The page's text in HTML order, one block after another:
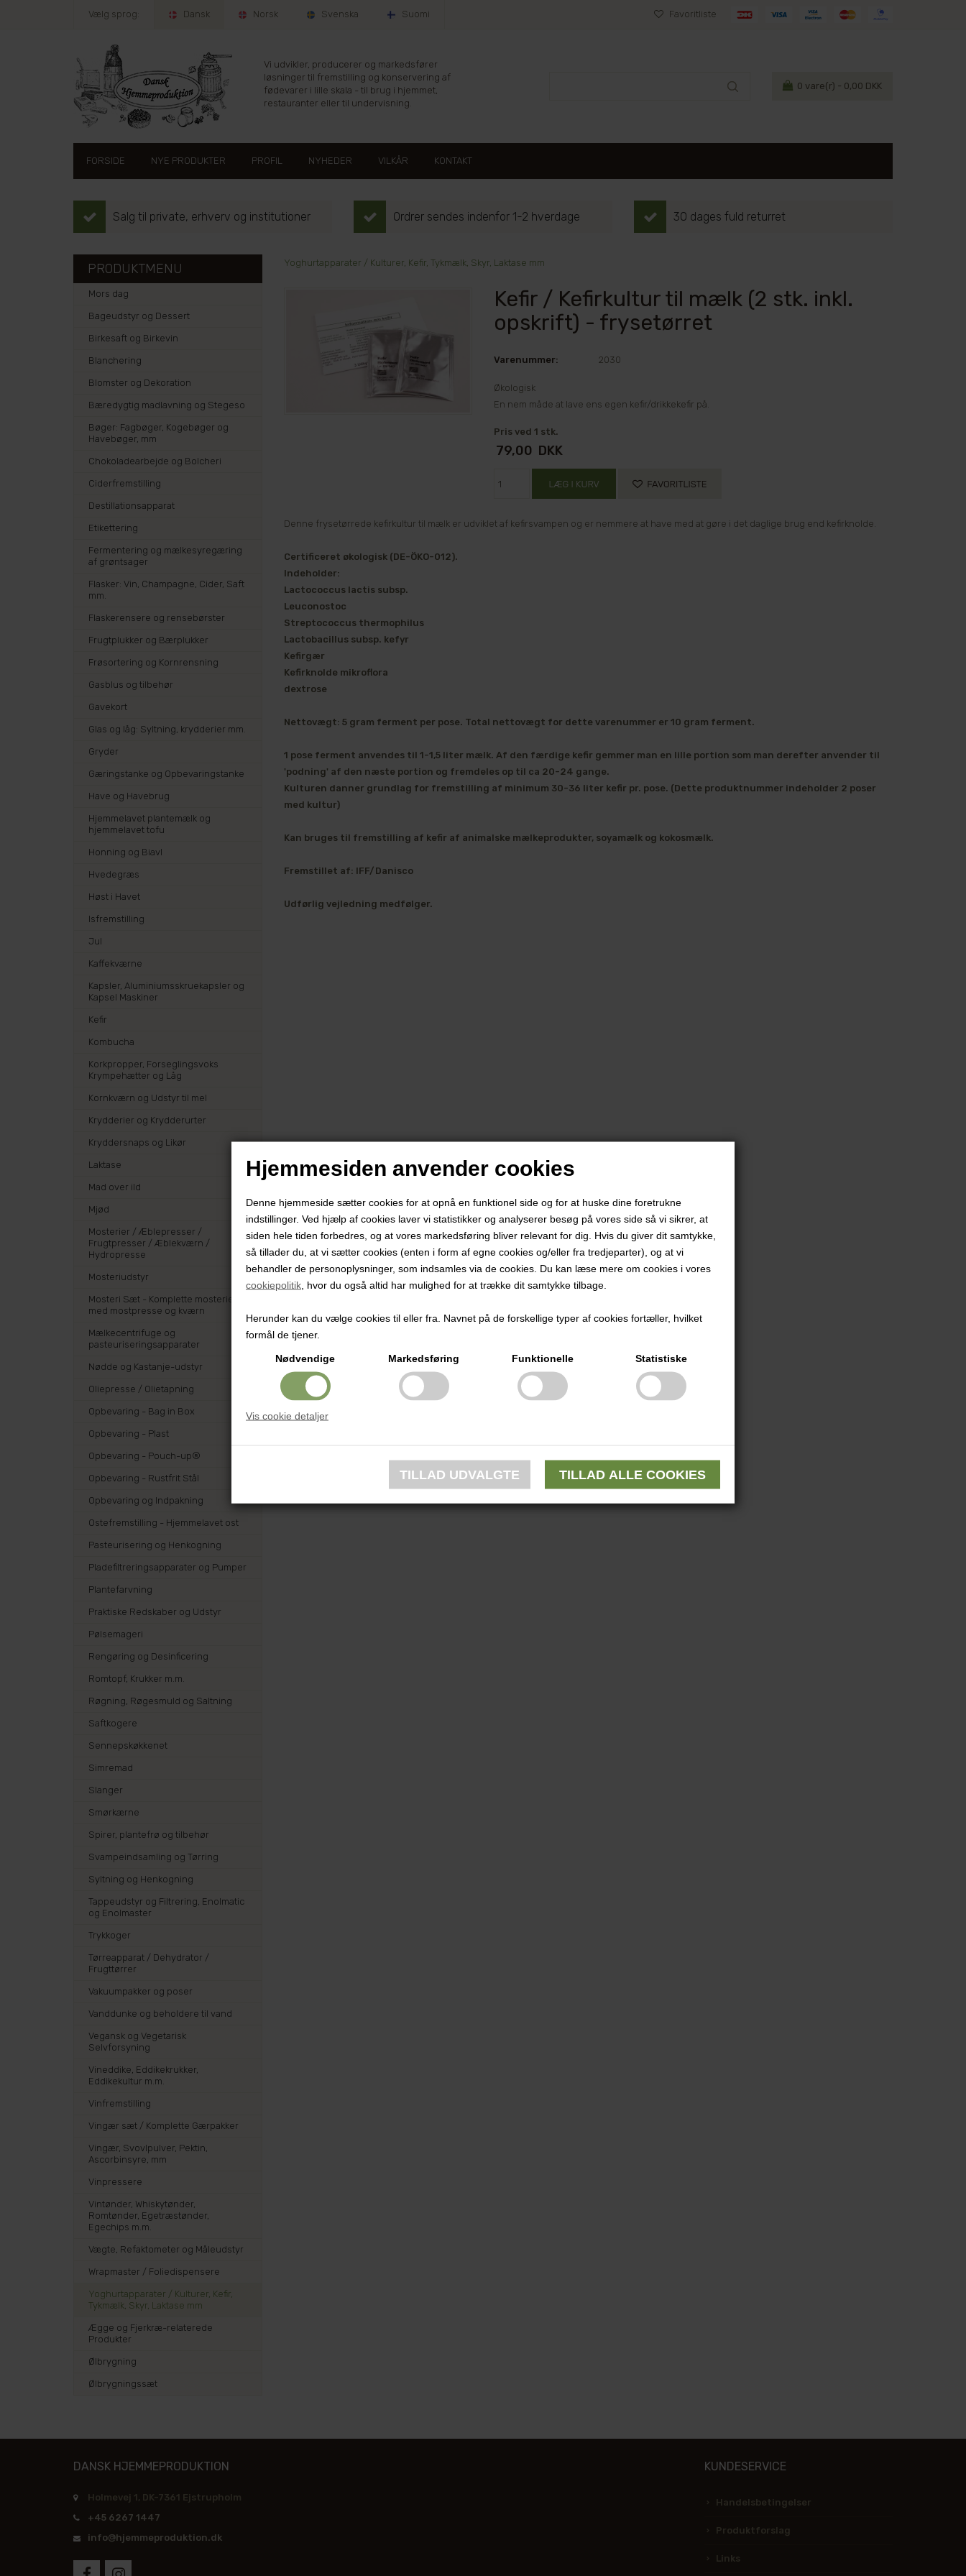
Hjemmesiden anvender cookies
Denne hjemmeside sætter cookies for at opnå en funktionel side og for at huske dine foretrukne
indstillinger. Ved hjælp af cookies laver vi statistikker og analyserer besøg på vores side så vi sikrer, at
siden hele tiden forbedres, og at vores markedsføring bliver relevant for dig. Hvis du giver dit samtykke,
så tillader du, at vi sætter cookies (enten i form af egne cookies og/eller fra tredjeparter), og at vi
behandler de personoplysninger, som indsamles via de cookies. Du kan læse mere om cookies i vores
cookiepolitik , hvor du også altid har mulighed for at trække dit samtykke tilbage.
Herunder kan du vælge cookies til eller fra. Navnet på de forskellige typer af cookies fortæller, hvilket
formål de tjener.
Nødvendige Markedsføring Funktionelle Statistiske
Vis cookie detaljer
Vælg sprog: Dansk Norsk Svenska Suomi Favoritliste
Vi udvikler, producerer og markedsfører
løsninger til fremstilling og konservering af
fødevarer i lille skala - til brug i hjemmet,
restauranter eller til undervisning.
0 vare(r) - 0,00 DKK
FORSIDE NYE PRODUKTER PROFIL NYHEDER VILKÅR KONTAKT
Salg til private, erhverv og institutioner Ordrer sendes indenfor 1-2 hverdage 30 dages fuld returret
Yoghurtapparater / Kulturer, Kefir, Tykmælk, Skyr, Laktase mm
Kefir / Kefirkultur til mælk (2 stk. inkl.
opskrift) - frysetørret
Varenummer: 2030
Økologisk
En nem måde at lave ens egen kefir/drikkekefir på.
Pris ved 1 stk.
79,00 DKK
Denne frysetørrede kefirkultur til mælk er udviklet af kefirsvampen og er nemmere at have med at gøre i det daglige brug end kefirknolde.
Certificeret økologisk (DE-ÖKO-012).
Indeholder:
Lactococcus lactis subsp.
Leuconostoc
Streptococcus thermophilus
Lactobacillus subsp. kefyr
Kefirgær
Kefirknolde mikroflora
dextrose
Nettovægt: 5 gram ferment per pose. Total nettovægt for dette varenummer er 10 gram ferment.
1 pose ferment anvendes til 1-1,5 liter mælk. Af den færdige kefir gemmer man en lille portion som man derefter anvender til
'podning' af den næste portion og fremdeles op til ca 20-24 gange.
Kulturen danner grundlag for fremstilling af minimum 30-36 liter kefir pr. pose. (Dette produktnummer indeholder 2 poser
med kultur)
Kan bruges til fremstilling af kefir af animalske mælkeprodukter, soyamælk og kokosmælk.
Fremstillet af: IFF/Danisco
Udførlig vejledning medfølger.
PRODUKTMENU
Mors dag
Bageudstyr og Dessert
Birkesaft og Birkevin
Blanchering
Blomster og Dekoration
Bæredygtig madlavning og Stegeso
Bøger: Fagbøger, Kogebøger og
Havebøger, mm
Chokoladearbejde og Bolcheri
Ciderfremstilling
Destillationsapparat
Etikettering
Fermentering og mælkesyregæring
af grøntsager
Flasker: Vin, Champagne, Cider, Saft
mm.
Flaskerensere og rensebørster
Frugtplukker og Bærplukker
Frøsortering og Kornrensning
Gasblus og tilbehør
Gavekort
Glas og låg: Syltning, krydderier mm.
Gryder
Gæringstanke og Opbevaringstanke
Have og Havebrug
Hjemmelavet plantemælk og
hjemmelavet tofu
Honning og Biavl
Hvedegræs
Høst i Havet
Isfremstilling
Jul
Kaffekværne
Kapsler, Aluminiumsskruekapsler og
Kapsel Maskiner
Kefir
Kombucha
Korkpropper, Forseglingsvoks
Krympehætter og Låg
Kornkværn og Udstyr til mel
Krydderier og Krydderurter
Kryddersnaps og Likør
Laktase
Mad over ild
Mjød
Mosterier / Æblepresser /
Frugtpresser / Æblekværn /
Hydropresse
Mosteriudstyr
Mosteri Sæt - Komplette mosterier
med mostpresse og kværn
Mælkecentrifuge og
pasteuriseringsapparater
Nødde og Kastanje-udstyr
Oliepresse / Olietapning
Opbevaring - Bag in Box
Opbevaring - Plast
Opbevaring - Pouch-up®
Opbevaring - Rustfrit Stål
Opbevaring og Indpakning
Ostefremstilling - Hjemmelavet ost
Pasteurisering og Henkogning
Pladefiltreringsapparater og Pumper
Plantefarvning
Praktiske Redskaber og Udstyr
Pølsemageri
Rengøring og Desinficering
Romtopf, Krukker m.m.
Røgning, Røgesmuld og Saltning
Saftkogere
Sennepskøkkenet
Simremad
Slanger
Smørkærne
Spirer, plantefrø og tilbehør
Svampeindsamling og Tørring
Syltning og Henkogning
Tappeudstyr og Filtrering, Enolmatic
og Enolmaster
Trykkoger
Tørreapparat / Dehydrator /
Frugttørrer
Vakuumpakker og poser
Vanddunke og beholdere til vand
Vegansk og Vegetarisk
Selvforsyning
Vineddike, Eddikekrukker,
Eddikekultur m.m.
Vinfremstilling
Vingær sæt / Komplette Gærpakker
Vingær, Svovlpulver, Pektin,
Ascorbinsyre, mm
Vinpressere
Vintønder, Whiskytønder,
Romtønder, Egetræstønder,
Egechips m.m.
Vægte, Refaktometer og Måleudstyr
Wrapmaster / Foliedispensere
Yoghurtapparater / Kulturer, Kefir,
Tykmælk, Skyr, Laktase mm
Ægge og Fjerkræ-relaterede
Produkter
Ølbrygning
Ølbrygningssæt
DANSK HJEMMEPRODUKTION
Holmevej 1, DK-7361 Ejstrupholm
+45 6267 1447
info@hjemmeproduktion.dk
KUNDESERVICE
Handelsbetingelser
Produktforslag
Links